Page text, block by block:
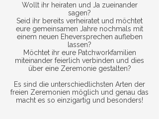
Wollt ihr heiraten und Ja zueinander
sagen?
Seid ihr bereits verheiratet und möchtet
eure gemeinsamen Jahre nochmals mit
einem neuen Eheversprechen aufleben
lassen?
Möchtet ihr eure Patchworkfamilien
miteinander feierlich verbinden und dies
über eine Zeremonie gestalten?
Es sind die unterschiedlichsten Arten der
freien Zeremonien möglich und genau das
macht es so einzigartig und besonders!